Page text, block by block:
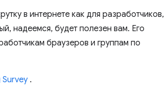
в интернете как для разработчиков,
надеемся, будет полезен вам. Его
браузеров и группам по
Survey .